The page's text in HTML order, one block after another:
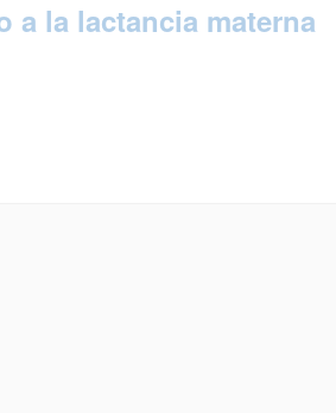
a la lactancia materna